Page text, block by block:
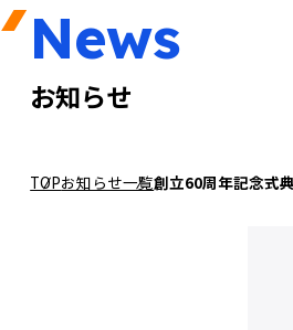
News
お知らせ
TOPお知らせ一覧創立60周年記念式